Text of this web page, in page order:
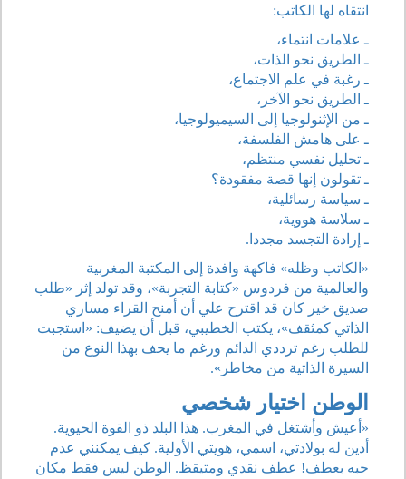
انتقاه لها الكاتب:
ـ علامات انتماء،
ـ الطريق نحو الذات،
ـ رغبة في علم الاجتماع،
ـ الطريق نحو الآخر،
ـ من الإثنولوجيا إلى السيميولوجيا،
ـ على هامش الفلسفة،
ـ تحليل نفسي منتظم،
ـ تقولون إنها قصة مفقودة؟
ـ سياسة رسائلية،
ـ سلاسة هووية،
ـ إرادة التجسد مجددا.
«الكاتب وظله» فاكهة وافدة إلى المكتبة المغربية
والعالمية من فردوس «كتابة التجربة»، وقد تولد إثر «طلب
صديق خير كان قد اقترح علي أن أمنح القراء مساري
الذاتي كمثقف»، يكتب الخطيبي، قبل أن يضيف: «استجبت
للطلب رغم ترددي الدائم ورغم ما يحف بهذا النوع من
السيرة الذاتية من مخاطر».
الوطن اختيار شخصي
«أعيش وأشتغل في المغرب. هذا البلد ذو القوة الحيوية.
أدين له بولادتي، اسمي، هويتي الأولية. كيف يمكنني عدم
حبه بعطف! عطف نقدي ومتيقظ. الوطن ليس فقط مكان